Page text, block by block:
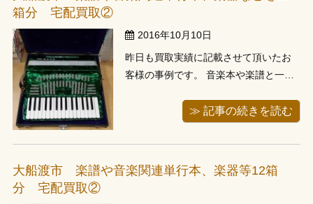
すと、漫画やアニメ・ゲームの画集が
箱分 宅配買取②
2016年10月10日
昨日も買取実績に記載させて頂いたお
客様の事例です。 音楽本や楽譜と一緒
をアップしました。 お譲り頂きました
なりますが、その他の楽器類やもちろ
ん他社製アコーディオンも積極的に買
い取りしております。 アコーディオン
≫ 記事の続きを読む
大船渡市 楽譜や音楽関連単行本、楽器等12箱
分 宅配買取②